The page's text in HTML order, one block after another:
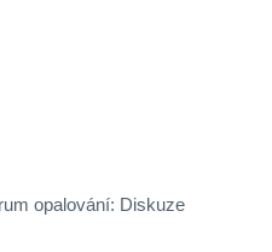
opalování: Diskuze